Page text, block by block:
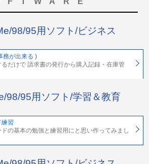
98/95用ソフト/ビジネス
務が出来る )
だけで 請求書の発行から購入記録・在庫管
98/95用ソフト/学習＆教育
練習
の基本の勉強と練習用にと思い作ってみまし